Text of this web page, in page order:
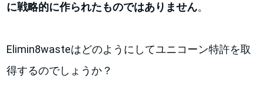
に戦略的に作られたものではありません。
Elimin8wasteはどのようにしてユニコーン特許を取
得するのでしょうか？